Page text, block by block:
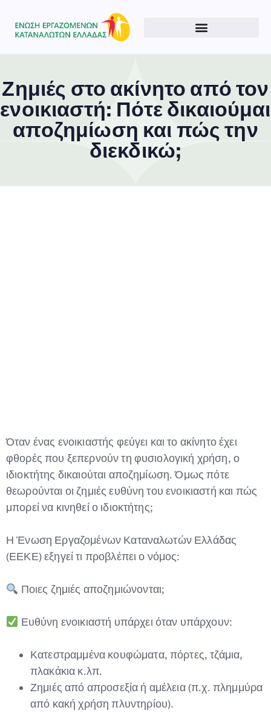
Ζημιές στο ακίνητο από τον
ενοικιαστή: Πότε δικαιούμαι
αποζημίωση και πώς την
διεκδικώ;
Όταν ένας ενοικιαστής φεύγει και το ακίνητο έχει
φθορές που ξεπερνούν τη φυσιολογική χρήση, ο
ιδιοκτήτης δικαιούται αποζημίωση. Όμως πότε
θεωρούνται οι ζημιές ευθύνη του ενοικιαστή και πώς
μπορεί να κινηθεί ο ιδιοκτήτης;
Η Ένωση Εργαζομένων Καταναλωτών Ελλάδας
(ΕΕΚΕ) εξηγεί τι προβλέπει ο νόμος:
Ποιες ζημιές αποζημιώνονται;
Ευθύνη ενοικιαστή υπάρχει όταν υπάρχουν:
Κατεστραμμένα κουφώματα, πόρτες, τζάμια,
πλακάκια κ.λπ.
Ζημιές από απροσεξία ή αμέλεια (π.χ. πλημμύρα
από κακή χρήση πλυντηρίου).